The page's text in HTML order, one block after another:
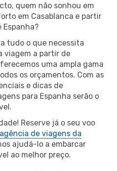
quem não sonhou em
em Casablanca e partir
tudo o que necessita
viagem a partir de
uma ampla gama
os orçamentos. Com as
e dicas de
para Espanha serão o
Reserve já o seu voo
de viagens da
ajudá-lo a embarcar
ao melhor preço.